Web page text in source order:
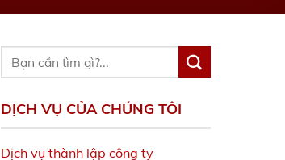
DỊCH VỤ CỦA CHÚNG TÔI
Dịch vụ thành lập công ty